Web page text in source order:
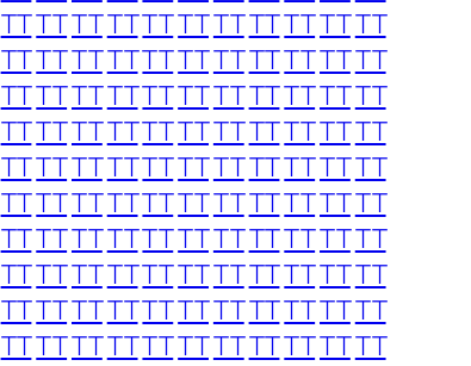
TTTTTTTTTTTTTTTTTTTTTT
TTTTTTTTTTTTTTTTTTTTTT
TTTTTTTTTTTTTTTTTTTTTT
TTTTTTTTTTTTTTTTTTTTTT
TTTTTTTTTTTTTTTTTTTTTT
TTTTTTTTTTTTTTTTTTTTTT
TTTTTTTTTTTTTTTTTTTTTT
TTTTTTTTTTTTTTTTTTTTTT
TTTTTTTTTTTTTTTTTTTTTT
TTTTTTTTTTTTTTTTTTTTTT